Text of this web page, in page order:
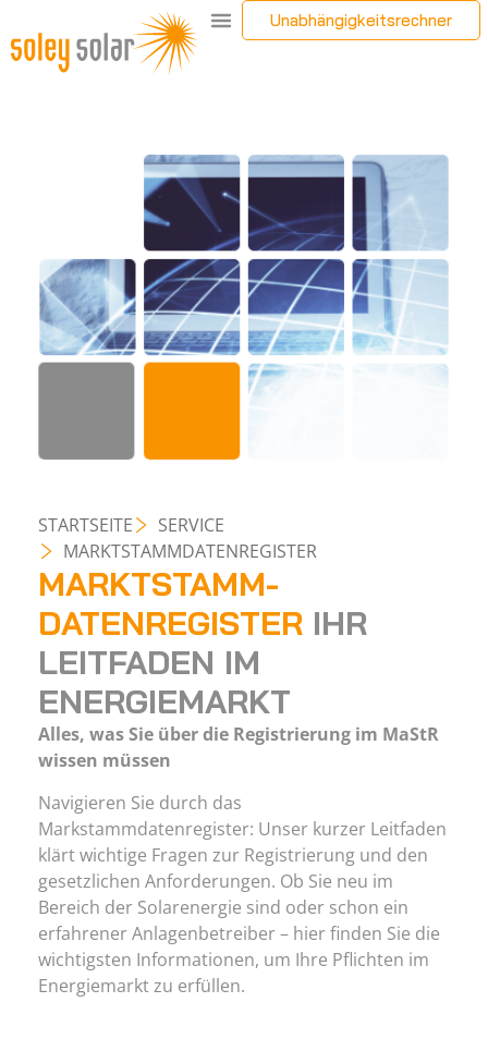
Unabhängigkeitsrechner
STARTSEITE
SERVICE
MARKTSTAMMDATENREGISTER
MARKTSTAMM-
DATENREGISTER IHR
LEITFADEN IM
ENERGIEMARKT
Alles, was Sie über die Registrierung im MaStR
wissen müssen
Navigieren Sie durch das
Markstammdatenregister: Unser kurzer Leitfaden
klärt wichtige Fragen zur Registrierung und den
gesetzlichen Anforderungen. Ob Sie neu im
Bereich der Solarenergie sind oder schon ein
erfahrener Anlagenbetreiber – hier finden Sie die
wichtigsten Informationen, um Ihre Pflichten im
Energiemarkt zu erfüllen.